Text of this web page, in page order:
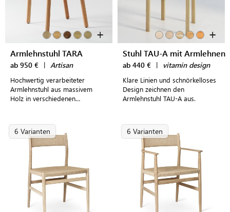
+
Armlehnstuhl TARA
ab 950 € | Artisan
Hochwertig verarbeiteter
Armlehnstuhl aus massivem
Holz in verschiedenen
Stapelfunktion
+
Stuhl TAU-A mit Armlehnen
ab 440 € | vitamin design
Klare Linien und schnörkelloses
Design zeichnen den
Armlehnstuhl TAU-A aus.
6 Varianten 6 Varianten